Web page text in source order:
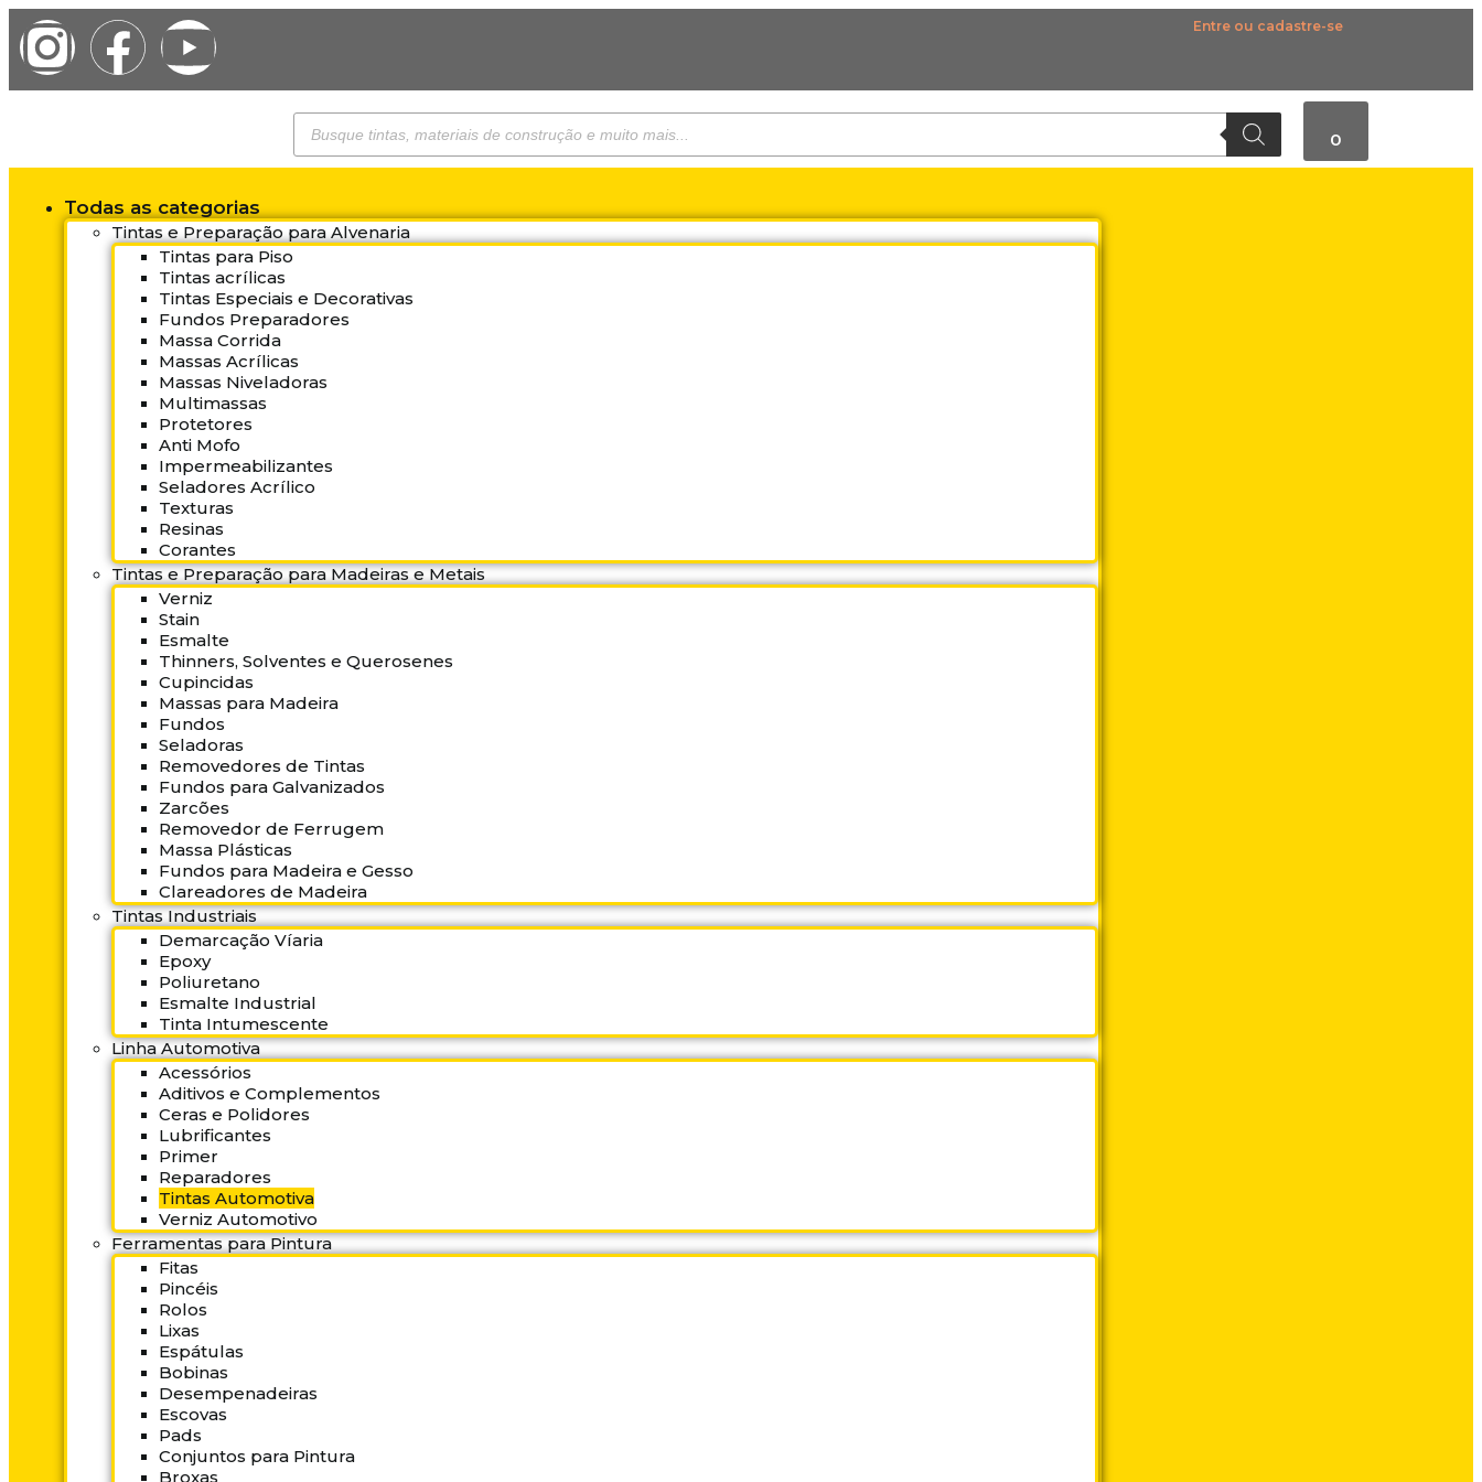
Entre ou cadastre-se
0
Todas as categorias
Tintas e Preparação para Alvenaria
Tintas para Piso
Tintas acrílicas
Tintas Especiais e Decorativas
Fundos Preparadores
Massa Corrida
Massas Acrílicas
Massas Niveladoras
Multimassas
Protetores
Anti Mofo
Impermeabilizantes
Seladores Acrílico
Texturas
Resinas
Corantes
Tintas e Preparação para Madeiras e Metais
Verniz
Stain
Esmalte
Thinners, Solventes e Querosenes
Cupincidas
Massas para Madeira
Fundos
Seladoras
Removedores de Tintas
Fundos para Galvanizados
Zarcões
Removedor de Ferrugem
Massa Plásticas
Fundos para Madeira e Gesso
Clareadores de Madeira
Tintas Industriais
Demarcação Víaria
Epoxy
Poliuretano
Esmalte Industrial
Tinta Intumescente
Linha Automotiva
Acessórios
Aditivos e Complementos
Ceras e Polidores
Lubrificantes
Primer
Reparadores
Tintas Automotiva
Verniz Automotivo
Ferramentas para Pintura
Fitas
Pincéis
Rolos
Lixas
Espátulas
Bobinas
Desempenadeiras
Escovas
Pads
Conjuntos para Pintura
Broxas